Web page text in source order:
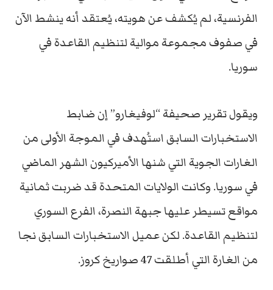
الفرنسية، لم يُكشف عن هويته، يُعتقد أنه ينشط الآن
في صفوف مجموعة موالية لتنظيم القاعدة في
سوريا.
ويقول تقرير صحيفة “لوفيغارو” إن ضابط
الاستخبارات السابق استُهدف في الموجة الأولى من
الغارات الجوية التي شنها الأميركيون الشهر الماضي
في سوريا. وكانت الولايات المتحدة قد ضربت ثمانية
مواقع تسيطر عليها جبهة النصرة، الفرع السوري
لتنظيم القاعدة. لكن عميل الاستخبارات السابق نجا
من الغارة التي أطلقت 47 صواريخ كروز.